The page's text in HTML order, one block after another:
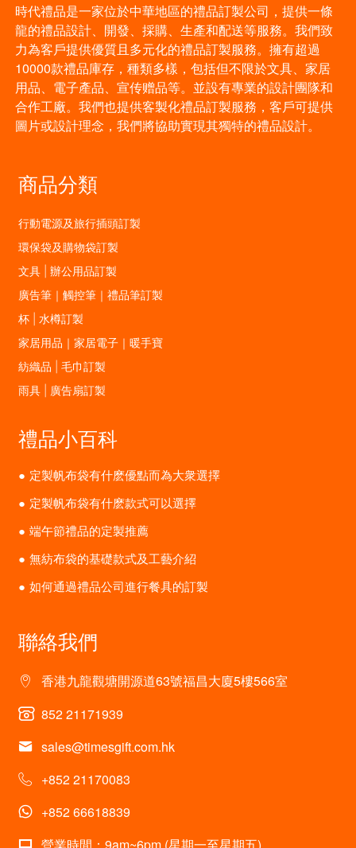
時代禮品是一家位於中華地區的禮品訂製公司，提供一條
龍的禮品設計、開發、採購、生產和配送等服務。我們致
力為客戶提供優質且多元化的禮品訂製服務。擁有超過
10000款禮品庫存，種類多樣，包括但不限於文具、家居
用品、電子產品、宣传赠品等。並設有專業的設計團隊和
合作工廠。我們也提供客製化禮品訂製服務，客戶可提供
圖片或設計理念，我們將協助實現其獨特的禮品設計。
商品分類
行動電源及旅行插頭訂製
環保袋及購物袋訂製
文具 | 辦公用品訂製
廣告筆｜觸控筆｜禮品筆訂製
杯 | 水樽訂製
家居用品｜家居電子｜暖手寶
紡織品 | 毛巾訂製
雨具 | 廣告扇訂製
禮品小百科
定製帆布袋有什麽優點而為大衆選擇
定製帆布袋有什麽款式可以選擇
端午節禮品的定製推薦
無紡布袋的基礎款式及工藝介紹
如何通過禮品公司進行餐具的訂製
聯絡我們
香港九龍觀塘開源道63號福昌大廈5樓566室
852 21171939
sales@timesgift.com.hk
+852 21170083
+852 66618839
營業時間：9am~6pm (星期一至星期五)